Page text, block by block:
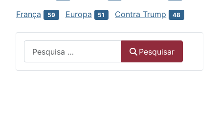
França 59 Europa 51 Contra Trump 48
Pesquisar